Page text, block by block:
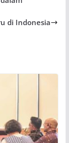
di Indonesia